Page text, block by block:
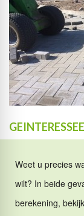
Weet u precies
wilt? In beide
berekening,